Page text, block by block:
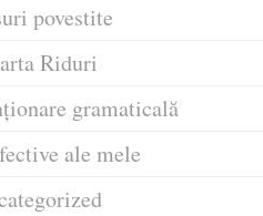
povestite
Riduri
gramaticală
ale mele